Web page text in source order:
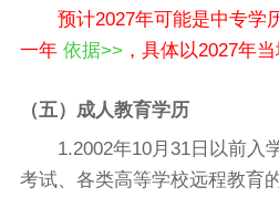
预计2027年可能是中专学
一年 依据>> ，具体以2027年
（五）成人教育学历
1.2002年10月31日以前入
考试、各类高等学校远程教育